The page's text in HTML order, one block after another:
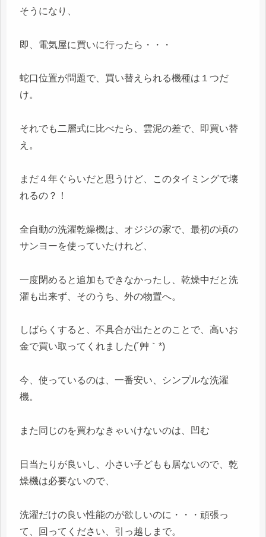
そうになり、
即、電気屋に買いに行ったら・・・
蛇口位置が問題で、買い替えられる機種は１つだ
け。
それでも二層式に比べたら、雲泥の差で、即買い替
え。
まだ４年ぐらいだと思うけど、このタイミングで壊
れるの？！
全自動の洗濯乾燥機は、オジジの家で、最初の頃の
サンヨーを使っていたけれど、
一度閉めると追加もできなかったし、乾燥中だと洗
濯も出来ず、そのうち、外の物置へ。
しばらくすると、不具合が出たとのことで、高いお
金で買い取ってくれました(´艸｀*)
今、使っているのは、一番安い、シンプルな洗濯
機。
また同じのを買わなきゃいけないのは、凹む
日当たりが良いし、小さい子どもも居ないので、乾
燥機は必要ないので、
洗濯だけの良い性能のが欲しいのに・・・頑張っ
て、回ってください、引っ越しまで。